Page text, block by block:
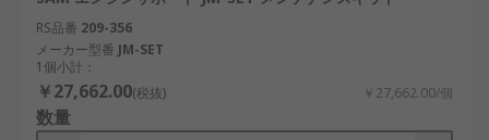
RS品番 209-356
メーカー型番 JM-SET
1個小計：
￥27,662.00(税抜) ￥27,662.00/個
数量